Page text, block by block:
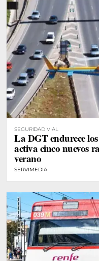
SEGURIDAD VIAL
La DGT endurece
activa cinco nuevos
verano
SERVIMEDIA